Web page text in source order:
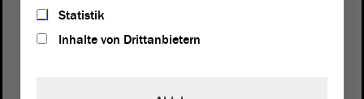
Statistik
Inhalte von Drittanbietern